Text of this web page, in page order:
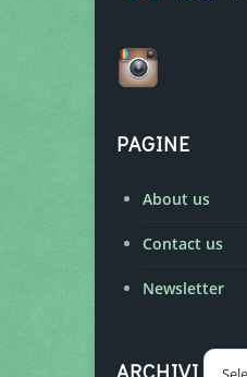
PAGINE
About us
Contact us
Newsletter
ARCHIVI Archivi